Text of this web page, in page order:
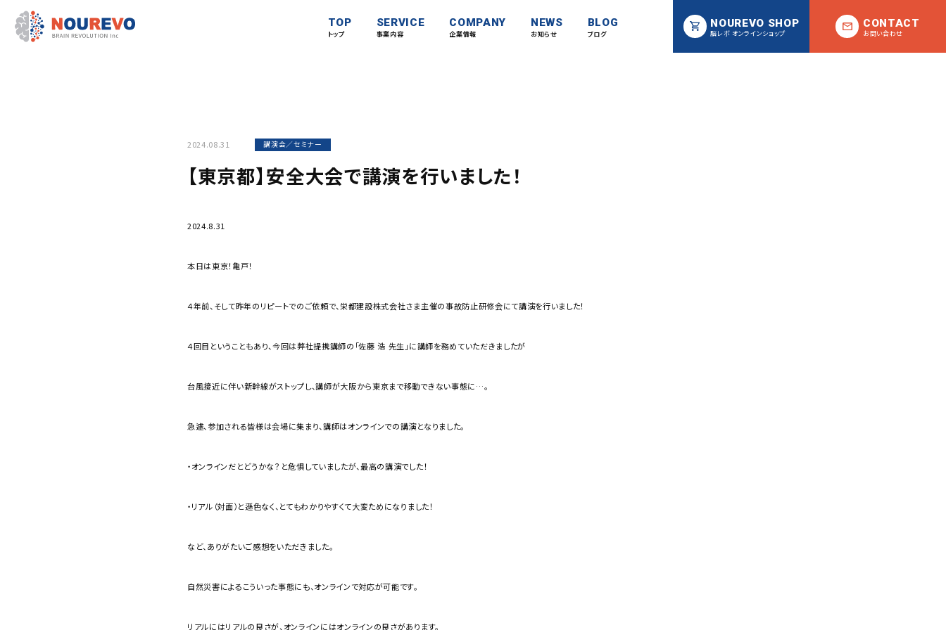
TOP
トップ
SERVICE
事業内容
COMPANY
企業情報
NEWS
お知らせ
BLOG
ブログ
NOUREVO SHOP
脳レボ オンラインショップ
CONTACT
お問い合わせ
2024.08.31 講演会／セミナー
【東京都】安全大会で講演を行いました！
2024.8.31
本日は東京！亀戸！
４年前、そして昨年のリピートでのご依頼で、栄都建設株式会社さま主催の事故防止研修会にて講演を行いました！
４回目ということもあり、今回は弊社提携講師の「佐藤 浩 先生」に講師を務めていただきましたが
台風接近に伴い新幹線がストップし、講師が大阪から東京まで移動できない事態に…。
急遽、参加される皆様は会場に集まり、講師はオンラインでの講演となりました。
・オンラインだとどうかな？と危惧していましたが、最高の講演でした！
・リアル（対面）と遜色なく、とてもわかりやすくて大変ためになりました！
など、ありがたいご感想をいただきました。
自然災害によるこういった事態にも、オンラインで対応が可能です。
リアルにはリアルの良さが、オンラインにはオンラインの良さがあります。